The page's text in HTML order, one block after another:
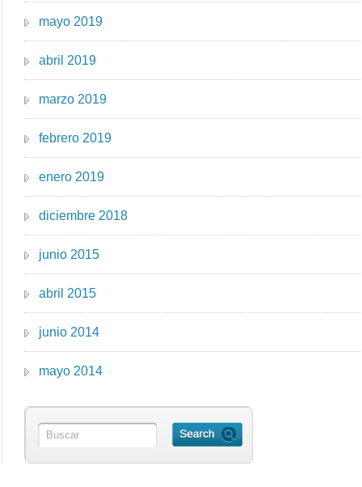
mayo 2019
abril 2019
marzo 2019
febrero 2019
enero 2019
diciembre 2018
junio 2015
abril 2015
junio 2014
mayo 2014